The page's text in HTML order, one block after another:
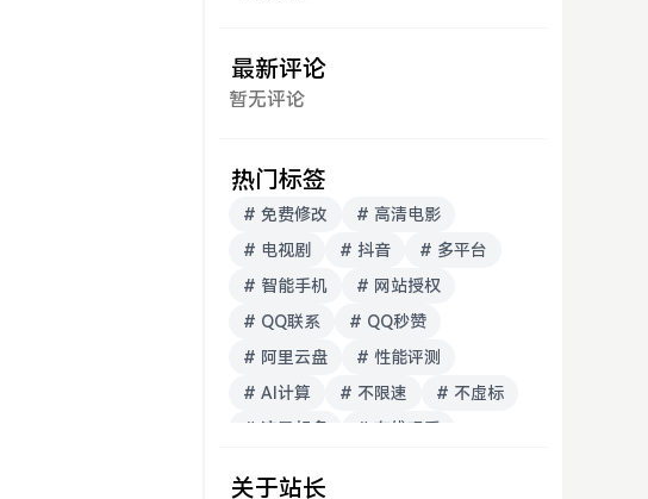
最新评论
暂无评论
热门标签
# 免费修改
# 高清电影
# 电视剧
# 抖音
# 多平台
# 智能手机
# 网站授权
# QQ联系
# QQ秒赞
# 阿里云盘
# 性能评测
# AI计算
# 不限速
# 不虚标
# 流量超多
# 在线观看
关于站长